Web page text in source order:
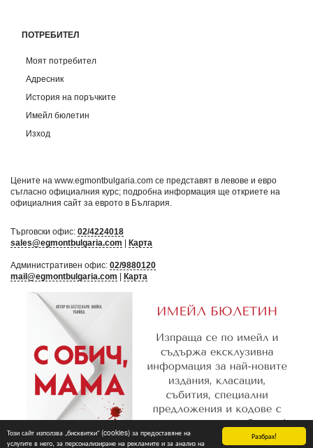
Разбрах!
Този сайт използва „бисквитки“ (cookies) за предоставяне на
услугите в него, за персонализиране на рекламите и за анализ на
ПОТРЕБИТЕЛ
Моят потребител
Адресник
История на поръчките
Имейл бюлетин
Изход
Цените на www.egmontbulgaria.com се представят в левове и евро
съгласно официалния курс; подробна информация ще откриете на
официалния сайт за еврото в България
Търговски офис: 02/4224018
sales@egmontbulgaria.com
Карта
Административен офис: 02/9880120
mail@egmontbulgaria.com
Карта